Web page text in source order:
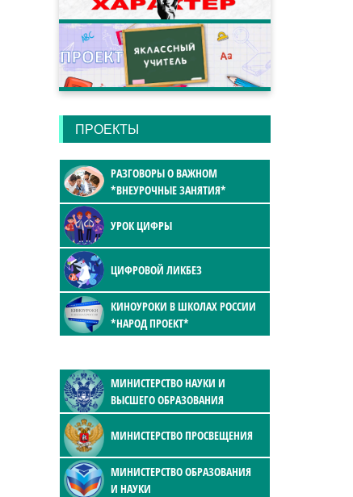
ПРОЕКТЫ
РАЗГОВОРЫ О ВАЖНОМ
*ВНЕУРОЧНЫЕ ЗАНЯТИЯ*
УРОК ЦИФРЫ
ЦИФРОВОЙ ЛИКБЕЗ
КИНОУРОКИ В ШКОЛАХ РОССИИ
*НАРОД ПРОЕКТ*
МИНИСТЕРСТВО НАУКИ И
ВЫСШЕГО ОБРАЗОВАНИЯ
МИНИСТЕРСТВО ПРОСВЕЩЕНИЯ
МИНИСТЕРСТВО ОБРАЗОВАНИЯ
И НАУКИ